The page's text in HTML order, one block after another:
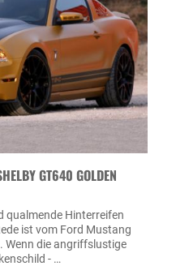
GT640 GOLDEN
qualmende Hinterreifen
ist vom Ford Mustang
Wenn die angriffslustige
- …